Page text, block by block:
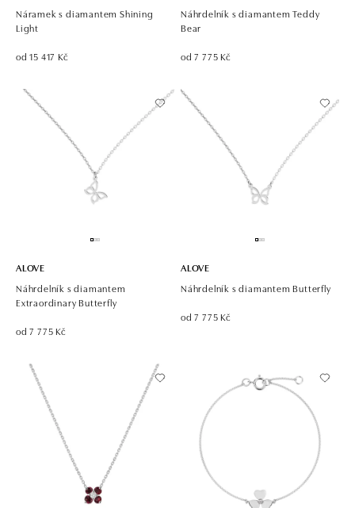
Náramek s diamantem Shining
Light
od 15 417 Kč
Náhrdelník s diamantem Teddy
Bear
od 7 775 Kč
ALOVE
Náhrdelník s diamantem
Extraordinary Butterfly
od 7 775 Kč
ALOVE
Náhrdelník s diamantem Butterfly
od 7 775 Kč